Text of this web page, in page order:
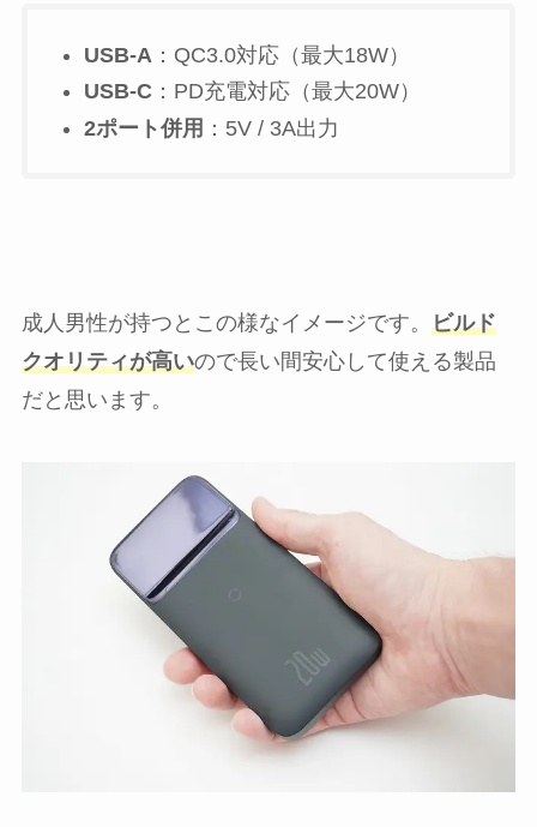
USB-A ：QC3.0対応（最大18W）
USB-C ：PD充電対応（最大20W）
2ポート併用 ：5V / 3A出力
成人男性が持つとこの様なイメージです。 ビルド
クオリティが高いので長い間安心して使える製品
だと思います。